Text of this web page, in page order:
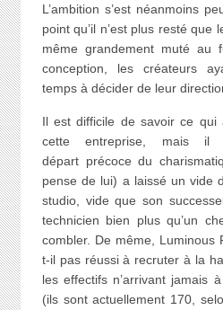
L’ambition s’est néanmoins
point qu’il n’est plus resté que
même grandement muté
conception, les créateurs
temps à décider de leur
Il est difficile de savoir ce qui
cette entreprise, mais
départ précoce du
pense de lui) a laissé un vide
studio, vide que son
technicien bien plus qu’un
combler. De même, Luminous
t-il pas réussi à recruter à la
les effectifs n’arrivant jamais
(ils sont actuellement 170,